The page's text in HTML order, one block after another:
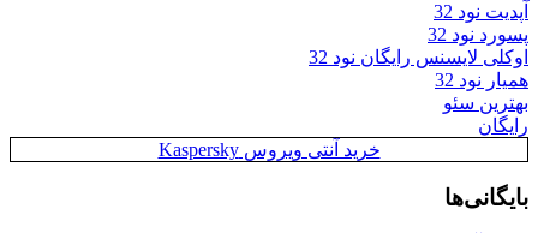
آپدیت نود 32
پسورد نود 32
اوکلی لایسنس رایگان نود 32
همیار نود 32
بهترین سئو
رایگان
خرید آنتی ویروس Kaspersky
بایگانی‌ها